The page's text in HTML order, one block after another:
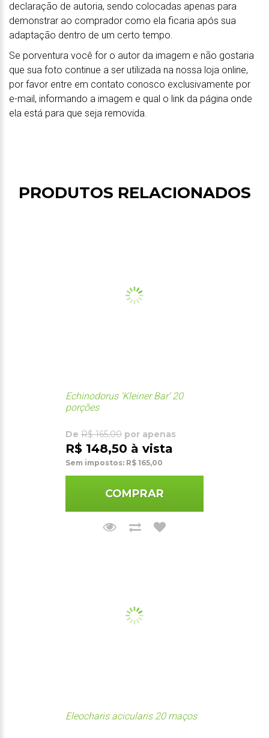
declaração de autoria, sendo colocadas apenas para
demonstrar ao comprador como ela ficaria após sua
adaptação dentro de um certo tempo.
Se porventura você for o autor da imagem e não gostaria
que sua foto continue a ser utilizada na nossa loja online,
por favor entre em contato conosco exclusivamente por
e-mail, informando a imagem e qual o link da página onde
ela está para que seja removida.
PRODUTOS RELACIONADOS
Echinodorus 'Kleiner Bar' 20
porções
De R$ 165,00 por apenas
R$ 148,50 à vista
Sem impostos: R$ 165,00
COMPRAR
Eleocharis acicularis 20 maços